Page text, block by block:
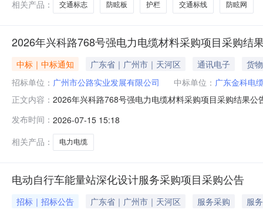
相关产品：
交通标志 防眩板 护栏 交通标线 防眩网
2026年兴科路768号强电力电缆材料采购项目采购结
中标｜中标通知 广东省｜广州市｜天河区 通讯电子
货物
招标单位： 广州市公路实业发展有限公司 中标单位： 广东金科电
正文内容： 2026年兴科路768号强电力电缆材料采购项目采购结果
应商名称广东金科电缆实业有限公司;六、采购方联系方
州市公
发布时间： 2026-07-15 15:18
相关产品：
电力电缆
电动自行车能量站深化设计服务采购项目采购公告
招标｜招标公告 广东省｜广州市｜天河区 服务采购
服务